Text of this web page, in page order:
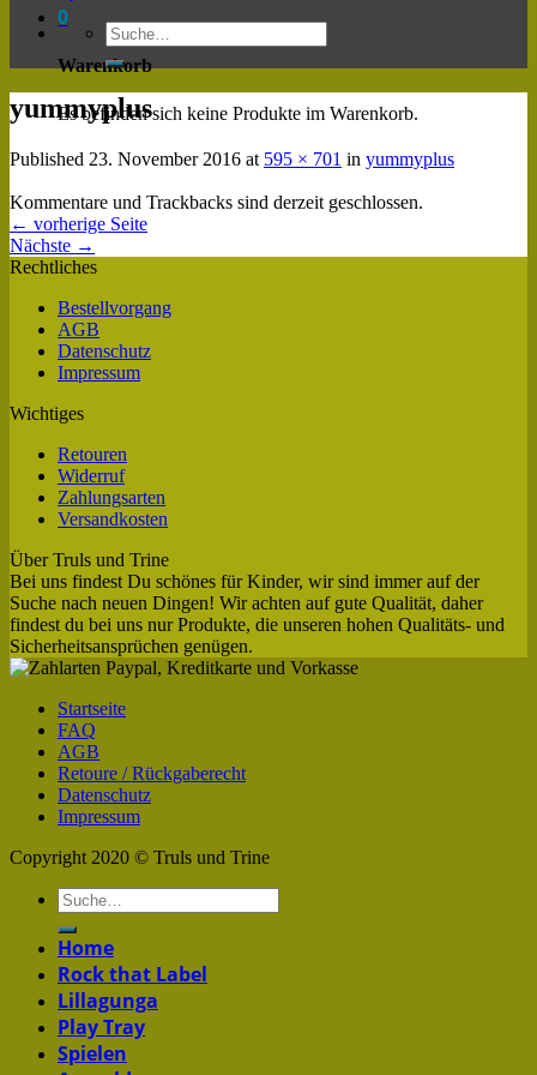
0
Warenkorb
Es befinden sich keine Produkte im Warenkorb.
yummyplus
Published 23. November 2016 at 595 × 701 in yummyplus
Kommentare und Trackbacks sind derzeit geschlossen.
← vorherige Seite
Nächste →
Rechtliches
Bestellvorgang
AGB
Datenschutz
Impressum
Wichtiges
Retouren
Widerruf
Zahlungsarten
Versandkosten
Über Truls und Trine
Bei uns findest Du schönes für Kinder, wir sind immer auf der
Suche nach neuen Dingen! Wir achten auf gute Qualität, daher
findest du bei uns nur Produkte, die unseren hohen Qualitäts- und
Sicherheitsansprüchen genügen.
Startseite
FAQ
AGB
Retoure / Rückgaberecht
Datenschutz
Impressum
Copyright 2020 © Truls und Trine
Home
Rock that Label
Lillagunga
Play Tray
Spielen